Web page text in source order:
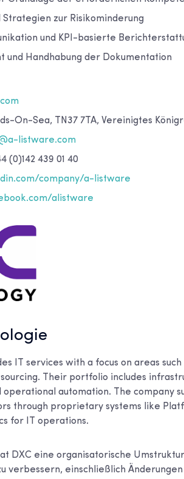
Strategien zur Risikominderung
und KPI-basierte
und Handhabung der Dokumentation
On-Sea, TN37 7TA, Vereinigtes
listware.com
(0)142 439 01 40
company/a-listware
alistware
IT services with a focus on areas
Their portfolio includes
operational automation. The company
through proprietary systems like
for IT operations.
DXC eine organisatorische
verbessern, einschließlich